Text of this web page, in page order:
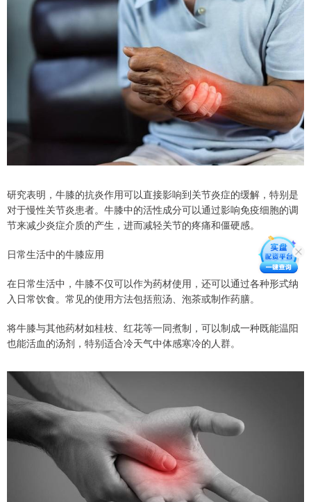
研究表明，牛膝的抗炎作用可以直接影响到关节炎症的缓解，特别是
对于慢性关节炎患者。牛膝中的活性成分可以通过影响免疫细胞的调
节来减少炎症介质的产生，进而减轻关节的疼痛和僵硬感。
日常生活中的牛膝应用
在日常生活中，牛膝不仅可以作为药材使用，还可以通过各种形式纳
入日常饮食。常见的使用方法包括煎汤、泡茶或制作药膳。
将牛膝与其他药材如桂枝、红花等一同煮制，可以制成一种既能温阳
也能活血的汤剂，特别适合冷天气中体感寒冷的人群。